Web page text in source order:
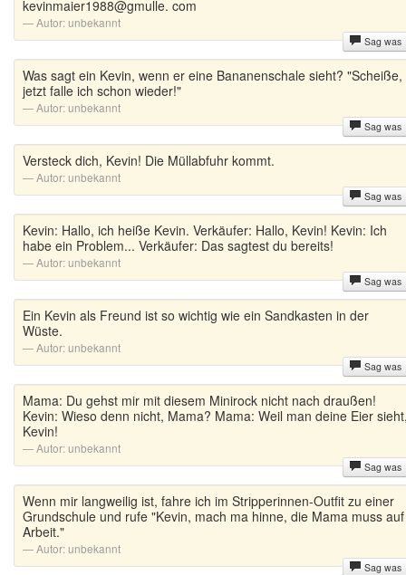
kevinmaier1988@gmulle. com
Autor:unbekannt
Sag was
Was sagt ein Kevin, wenn er eine Bananenschale sieht? "Scheiße,
jetzt falle ich schon wieder!"
Autor:unbekannt
Sag was
Versteck dich, Kevin! Die Müllabfuhr kommt.
Autor:unbekannt
Sag was
Kevin: Hallo, ich heiße Kevin. Verkäufer: Hallo, Kevin! Kevin: Ich
habe ein Problem... Verkäufer: Das sagtest du bereits!
Autor:unbekannt
Sag was
Ein Kevin als Freund ist so wichtig wie ein Sandkasten in der
Wüste.
Autor:unbekannt
Sag was
Mama: Du gehst mir mit diesem Minirock nicht nach draußen!
Kevin: Wieso denn nicht, Mama? Mama: Weil man deine Eier sieht,
Kevin!
Autor:unbekannt
Sag was
Wenn mir langweilig ist, fahre ich im Stripperinnen-Outfit zu einer
Grundschule und rufe "Kevin, mach ma hinne, die Mama muss auf
Arbeit."
Autor:unbekannt
Sag was